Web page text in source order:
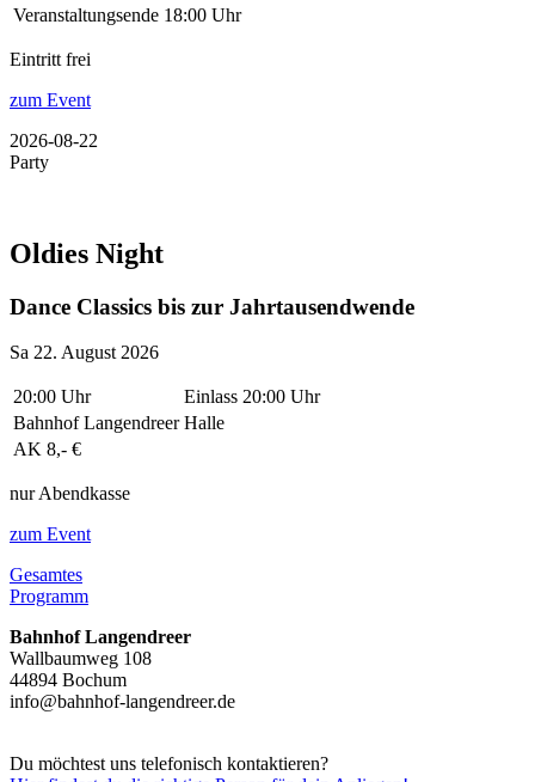
Veranstaltungsende 18:00 Uhr
Eintritt frei
zum Event
2026-08-22
Party
Oldies Night
Dance Classics bis zur Jahrtausendwende
Sa 22. August 2026
20:00 Uhr
Einlass 20:00 Uhr
Bahnhof Langendreer Halle
AK 8,- €
nur Abendkasse
zum Event
Gesamtes
Programm
Bahnhof Langendreer
Wallbaumweg 108
44894 Bochum
info@bahnhof-langendreer.de
Du möchtest uns telefonisch kontaktieren?